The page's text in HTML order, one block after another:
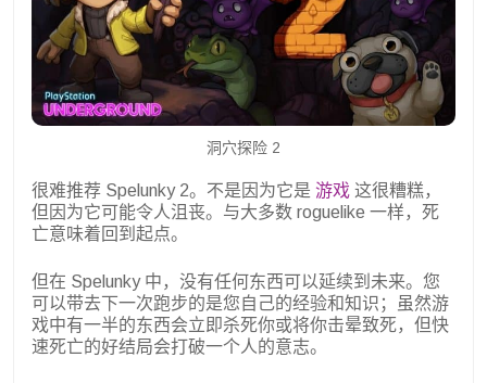
洞穴探险 2
很难推荐 Spelunky 2。不是因为它是 游戏 这很糟糕，
但因为它可能令人沮丧。与大多数 roguelike 一样，死
亡意味着回到起点。
但在 Spelunky 中，没有任何东西可以延续到未来。您
可以带去下一次跑步的是您自己的经验和知识；虽然游
戏中有一半的东西会立即杀死你或将你击晕致死，但快
速死亡的好结局会打破一个人的意志。